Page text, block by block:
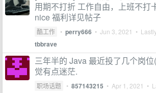
用期不打折 工作自由，上班不打
nice 福利详见帖子
酷工作 • perry666 • Jun 3, 2021 •
tbbrave
三年半的 Java 最近投了几个岗
觉有点迷茫.
职场话题 • 857143215 • Apr 1, 2021 •